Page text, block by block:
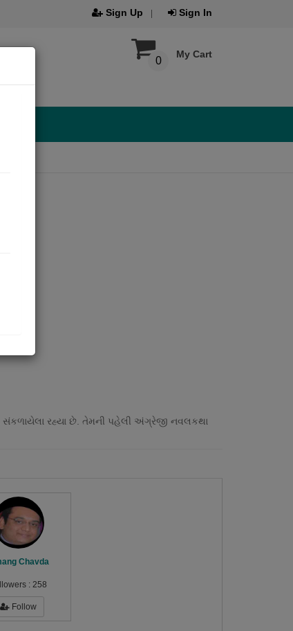
Sign Up Sign In
My Cart
0
સંકળાયેલા રહ્યા છે. તેમની પહેલી અંગ્રેજી નવલકથા
Chavda
: 258
Follow